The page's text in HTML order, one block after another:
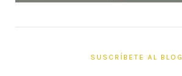
SUSCRÍBETE AL BLOG